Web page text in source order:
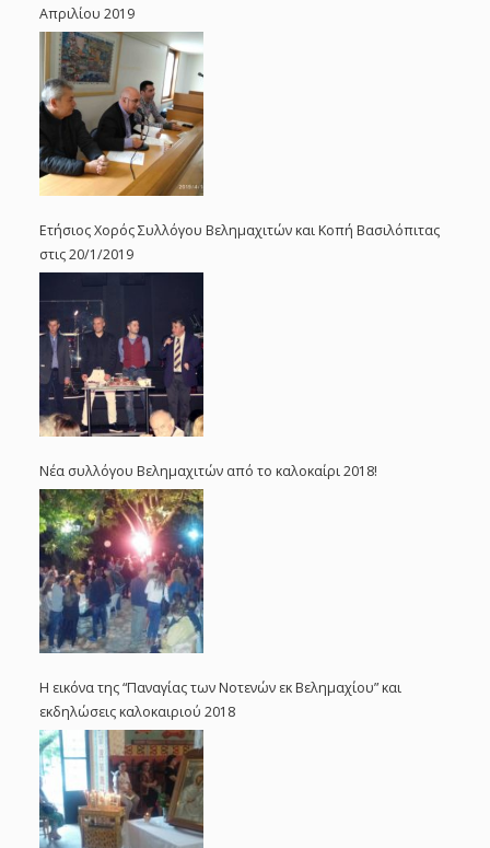
Απριλίου 2019
Ετήσιος Χορός Συλλόγου Βελημαχιτών και Κοπή Βασιλόπιτας
στις 20/1/2019
Νέα συλλόγου Βελημαχιτών από το καλοκαίρι 2018!
Η εικόνα της “Παναγίας των Νοτενών εκ Βελημαχίου” και
εκδηλώσεις καλοκαιριού 2018